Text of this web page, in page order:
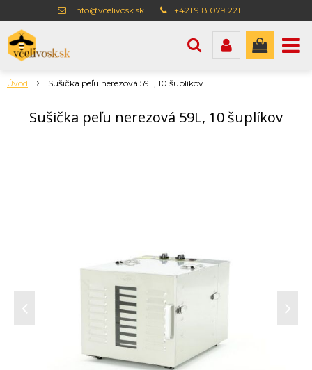
info@vcelivosk.sk +421 918 079 221
Úvod Sušička peľu nerezová 59L, 10 šuplíkov
Sušička peľu nerezová 59L, 10 šuplíkov